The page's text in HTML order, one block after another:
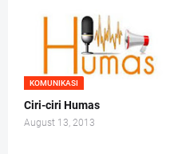
KOMUNIKASI
Ciri-ciri Humas
August 13, 2013